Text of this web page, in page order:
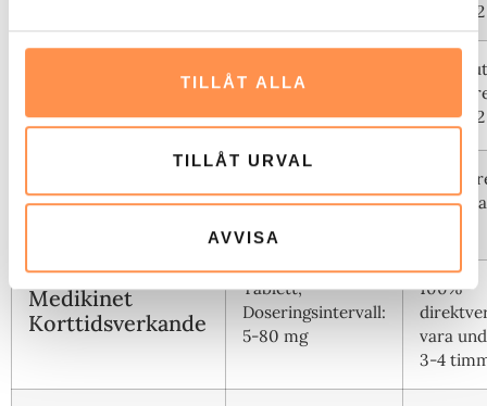
TILLÅT ALLA
TILLÅT URVAL
AVVISA
under
Methylphenidat
Doseringsintervall:
18-72 mg
En del
direkt,
under
Medikinet
Långtidsverkande
Doseringsintervall:
5-80 mg
50 %
under
Medikinet
Korttidsverkande
Tablett,
Doseringsintervall:
5-80 mg
100%
vara
3-4